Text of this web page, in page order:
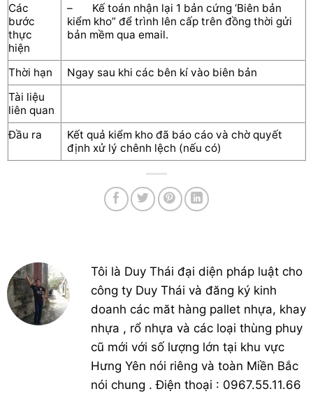
Các
bước
thực
hiện
– Kế toán nhận lại 1 bản cứng ‘Biên bản
kiểm kho” để trình lên cấp trên đồng thời gửi
bản mềm qua email.
Thời hạn
Ngay sau khi các bên kí vào biên bản
Tài liệu
liên quan
Đầu ra
Kết quả kiểm kho đã báo cáo và chờ quyết
định xử lý chênh lệch (nếu có)
Tôi là Duy Thái đại diện pháp luật cho
công ty Duy Thái và đăng ký kinh
doanh các măt hàng pallet nhựa, khay
nhựa , rổ nhựa và các loại thùng phuy
cũ mới với số lượng lớn tại khu vực
Hưng Yên nói riêng và toàn Miền Bắc
nói chung . Điện thoại : 0967.55.11.66